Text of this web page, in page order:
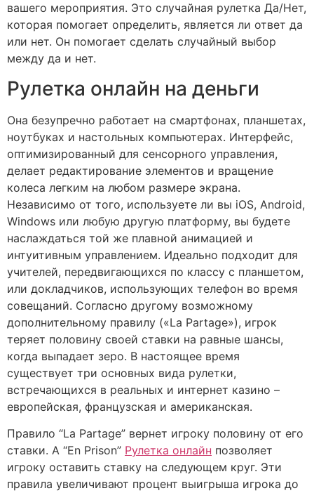
вашего мероприятия. Это случайная рулетка Да/Нет,
которая помогает определить, является ли ответ да
или нет. Он помогает сделать случайный выбор
между да и нет.
Рулетка онлайн на деньги
Она безупречно работает на смартфонах, планшетах,
ноутбуках и настольных компьютерах. Интерфейс,
оптимизированный для сенсорного управления,
делает редактирование элементов и вращение
колеса легким на любом размере экрана.
Независимо от того, используете ли вы iOS, Android,
Windows или любую другую платформу, вы будете
наслаждаться той же плавной анимацией и
интуитивным управлением. Идеально подходит для
учителей, передвигающихся по классу с планшетом,
или докладчиков, использующих телефон во время
совещаний. Согласно другому возможному
дополнительному правилу («La Partage»), игрок
теряет половину своей ставки на равные шансы,
когда выпадает зеро. В настоящее время
существует три основных вида рулетки,
встречающихся в реальных и интернет казино –
европейская, французская и американская.
Правило “La Partage” вернет игроку половину от его
ставки. А “En Prison” Рулетка онлайн позволяет
игроку оставить ставку на следующем круг. Эти
правила увеличивают процент выигрыша игрока до